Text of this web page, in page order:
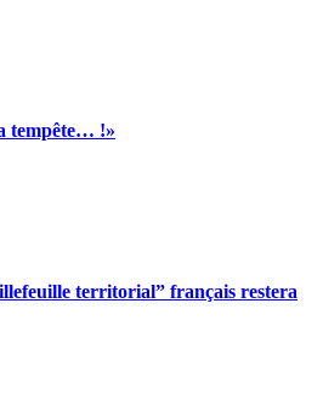
tempête… !»
territorial” français restera